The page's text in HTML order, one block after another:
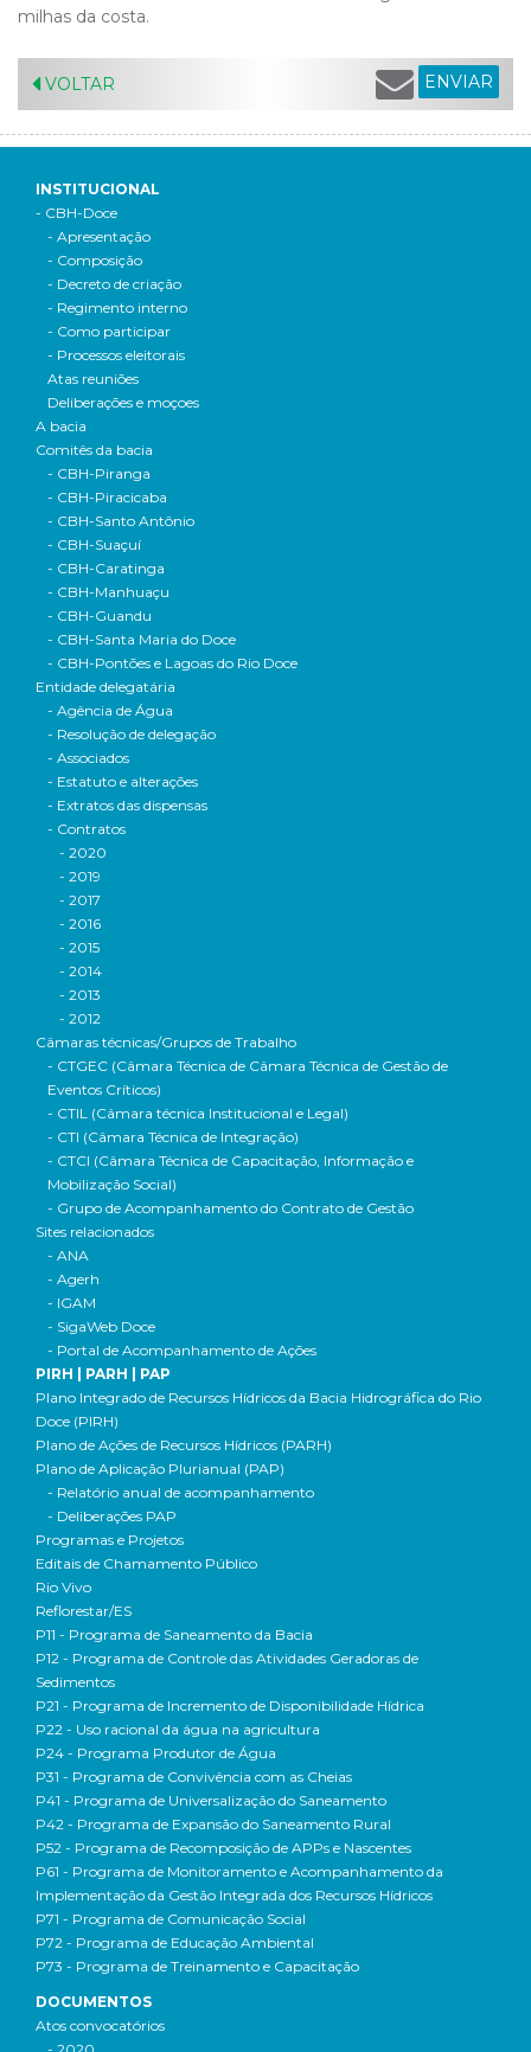
milhas da costa.
VOLTAR ENVIAR
INSTITUCIONAL
- CBH-Doce
- Apresentação
- Composição
- Decreto de criação
- Regimento interno
- Como participar
- Processos eleitorais
Atas reuniões
Deliberações e moçoes
A bacia
Comitês da bacia
- CBH-Piranga
- CBH-Piracicaba
- CBH-Santo Antônio
- CBH-Suaçuí
- CBH-Caratinga
- CBH-Manhuaçu
- CBH-Guandu
- CBH-Santa Maria do Doce
- CBH-Pontões e Lagoas do Rio Doce
Entidade delegatária
- Agência de Água
- Resolução de delegação
- Associados
- Estatuto e alterações
- Extratos das dispensas
- Contratos
- 2020
- 2019
- 2017
- 2016
- 2015
- 2014
- 2013
- 2012
Câmaras técnicas/Grupos de Trabalho
- CTGEC (Câmara Técnica de Câmara Técnica de Gestão de
Eventos Críticos)
- CTIL (Câmara técnica Institucional e Legal)
- CTI (Câmara Técnica de Integração)
- CTCI (Câmara Técnica de Capacitação, Informação e
Mobilização Social)
- Grupo de Acompanhamento do Contrato de Gestão
Sites relacionados
- ANA
- Agerh
- IGAM
- SigaWeb Doce
- Portal de Acompanhamento de Ações
PIRH | PARH | PAP
Plano Integrado de Recursos Hídricos da Bacia Hidrográfica do Rio
Doce (PIRH)
Plano de Ações de Recursos Hídricos (PARH)
Plano de Aplicação Plurianual (PAP)
- Relatório anual de acompanhamento
- Deliberações PAP
Programas e Projetos
Editais de Chamamento Público
Rio Vivo
Reflorestar/ES
P11 - Programa de Saneamento da Bacia
P12 - Programa de Controle das Atividades Geradoras de
Sedimentos
P21 - Programa de Incremento de Disponibilidade Hídrica
P22 - Uso racional da água na agricultura
P24 - Programa Produtor de Água
P31 - Programa de Convivência com as Cheias
P41 - Programa de Universalização do Saneamento
P42 - Programa de Expansão do Saneamento Rural
P52 - Programa de Recomposição de APPs e Nascentes
P61 - Programa de Monitoramento e Acompanhamento da
Implementação da Gestão Integrada dos Recursos Hídricos
P71 - Programa de Comunicação Social
P72 - Programa de Educação Ambiental
P73 - Programa de Treinamento e Capacitação
DOCUMENTOS
Atos convocatórios
- 2020